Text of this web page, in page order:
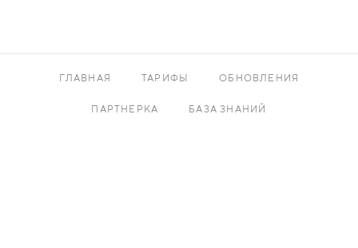
ГЛАВНАЯ ТАРИФЫ ОБНОВЛЕНИЯ
ПАРТНЕРКА БАЗА ЗНАНИЙ